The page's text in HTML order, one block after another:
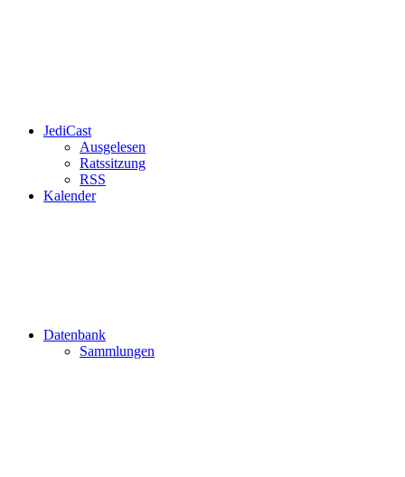
JediCast
Ausgelesen
Ratssitzung
RSS
Kalender
Datenbank
Sammlungen